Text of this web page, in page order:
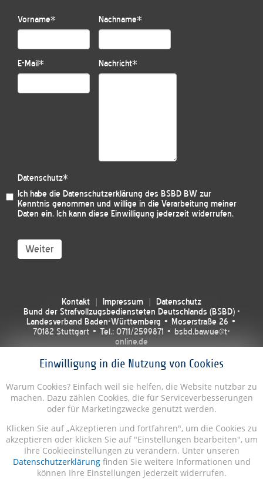
Einwilligung in die Nutzung von Cookies
Warum Cookies? Einfach weil sie helfen, die Website nutzbar zu
machen. Dazu zählen Cookies, die für Serviceverbesserungen
oder für Marketingzwecke genutzt werden.
Klicken Sie auf „Akzeptieren und fortfahren", um die Cookies zu
akzeptieren oder klicken Sie auf "Einstellungen bearbeiten", um
Ihre Cookieeinstellungen zu verändern. Unter unseren
Datenschutzerklärungfinden Sie weitere Informationen und
können Ihre Einstellungen jederzeit widerrufen.
Vorname* Nachname*
E-Mail* Nachricht*
Datenschutz*
Ich habe die Datenschutzerklärung des BSBD BW zur
Kenntnis genommen und willige in die Verarbeitung meiner
Daten ein. Ich kann diese Einwilligung jederzeit widerrufen.
Weiter
Kontakt Impressum
Datenschutz
Bund der Strafvollzugsbediensteten Deutschlands (BSBD) -
Landesverband Baden-Württemberg • Moserstraße 26 •
70182 Stuttgart • Tel.: 0711/2599871 • bsbd.bawue@t-
online.de